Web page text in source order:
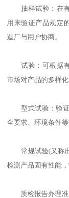
抽样试验：在有
用来验证产品规定
造厂与用户协商。
试验：可根据有
市场对产品的多样化
型式试验：验证
全要求、环境条件
常规试验(又称出
检测产品固有性能
质检报告办理准